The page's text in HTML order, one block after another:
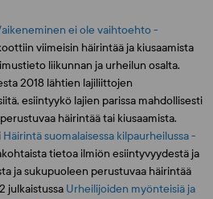
ei ole vaihtoehto -
viimeisin häirintää ja kiusaamista
liikunnan ja urheilun osalta.
2018 lähtien lajiliittojen
esiintyykö lajien parissa mahdollisesti
häirintää tai kiusaamista.
Häirintä suomalaisessa kilpaurheilussa -
tietoa ilmiön esiintyvyydestä ja
ja sukupuoleen perustuvaa häirintää
julkaistussa Urheilijoiden myönteisiä ja